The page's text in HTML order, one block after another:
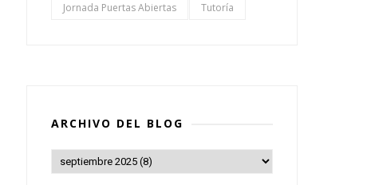
Jornada Puertas Abiertas
Tutoría
ARCHIVO DEL BLOG